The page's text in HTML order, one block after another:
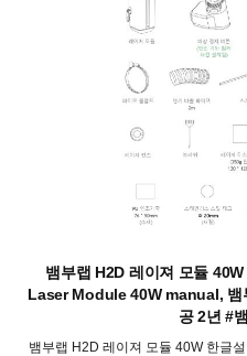
뱀부랩 H2D 레이져 모듈
Laser Module 40W manual, 뱀
공 2년 #
뱀부랩 H2D 레이져 모듈 40W 한글